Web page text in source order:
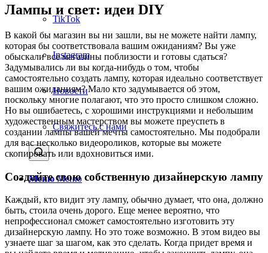
TikTok
Instagram
Новости
Свяжитесь с нами
Меню Меню
Лампы и свет: идеи DIY
В какой бы магазин вы ни зашли, вы не можете найти лампу,
которая бы соответствовала вашим ожиданиям? Вы уже
обыскали все магазины поблизости и готовы сдаться?
Задумывались ли вы когда-нибудь о том, чтобы
самостоятельно создать лампу, которая идеально соответствует
вашим ожиданиям? Мало кто задумывается об этом,
поскольку многие полагают, что это просто слишком сложно.
Но вы ошибаетесь, с хорошими инструкциями и небольшим
художественным мастерством вы можете преуспеть в
создании лампы вашей мечты самостоятельно. Мы подобрали
для вас несколько видеороликов, которые вы можете
скопировать или вдохновиться ими.
Создайте свою собственную дизайнерскую лампу
Каждый, кто видит эту лампу, обычно думает, что она, должно
быть, стоила очень дорого. Еще менее вероятно, что
непрофессионал сможет самостоятельно изготовить эту
дизайнерскую лампу. Но это тоже возможно. В этом видео вы
узнаете шаг за шагом, как это сделать. Когда придет время и